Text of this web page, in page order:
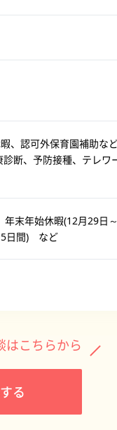
認可外保育園補助な
断、予防接種、テレワ
末年始休暇(12月29日
5日間) など
はこちらから
る